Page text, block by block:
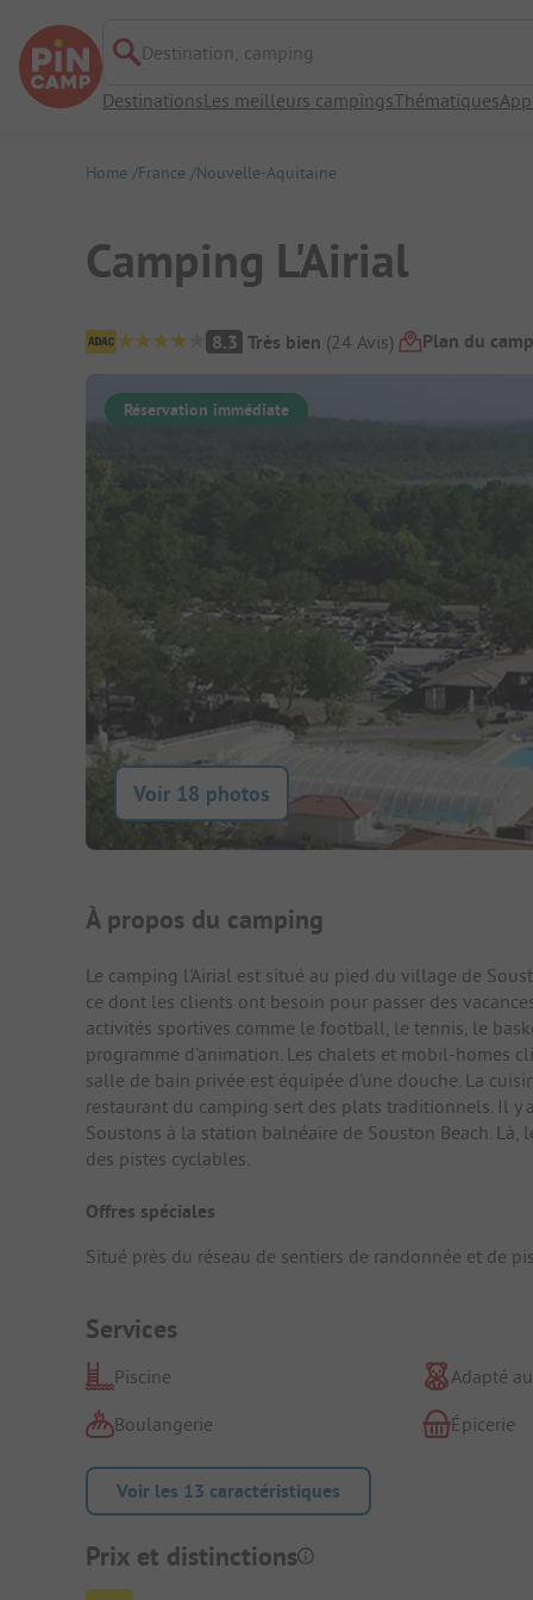
Destination, camping
DestinationsLes meilleurs campingsThématiquesApp
Home France Nouvelle-Aquitaine
Camping L'Airial
Aperçu du camping
8.3 Très bien (24 Avis) Plan du
Réservation immédiate
Voir 18 photos
Présentation du camping
À propos du camping
Le camping l'Airial est situé au pied du village de
ce dont les clients ont besoin pour passer des
activités sportives comme le football, le tennis, le
programme d'animation. Les chalets et mobil-homes
salle de bain privée est équipée d'une douche. La
restaurant du camping sert des plats traditionnels. Il
Soustons à la station balnéaire de Souston Beach.
des pistes cyclables.
Offres spéciales
Situé près du réseau de sentiers de randonnée et de
Services
Piscine
Adapté
Boulangerie
Épicerie
Voir les 13 caractéristiques
Prix et distinctions